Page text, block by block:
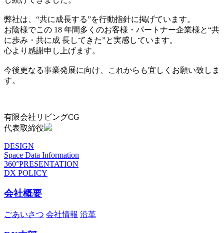
弊社は、“共に成長する”を行動指針に掲げています。
お陰様でこの 18 年間多くのお客様・パートナー企業様と“共
に歩み・共に成 長してきた”と実感しています。
心より感謝申し上げます。
今後更なる事業発展に向け、これからも宜しくお願い致しま
す。
有限会社リビングCG
代表取締役
DESIGN
Space Data Information
360°PRESENTATION
DX POLICY
会社概要
ごあいさつ 会社情報 沿革